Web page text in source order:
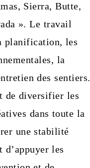
Sierra, Butte,
». Le travail
planification, les
la
des sentiers.
de diversifier les
dans toute la
une stabilité
d’appuyer les